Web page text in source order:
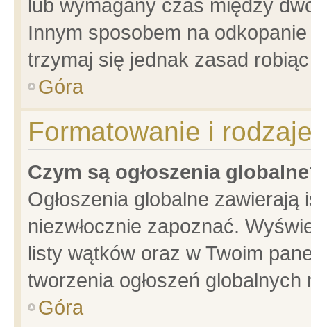
lub wymagany czas między
Innym sposobem na
trzymaj się jednak zasad
Góra
Formatowanie i
Czym są ogłoszenia
Ogłoszenia globalne
niezwłocznie zapoznać.
listy wątków oraz w Twoim
tworzenia ogłoszeń
Góra